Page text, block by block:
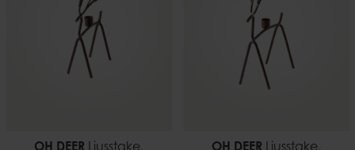
OH DEER Ljusstake,
OH DEER Ljusstake,